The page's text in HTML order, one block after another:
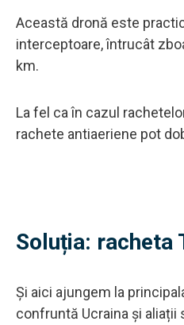
Această dronă este
interceptoare, întrucât
km.
La fel ca în cazul
rachete antiaeriene pot
Soluția: racheta
Și aici ajungem la
confruntă Ucraina și